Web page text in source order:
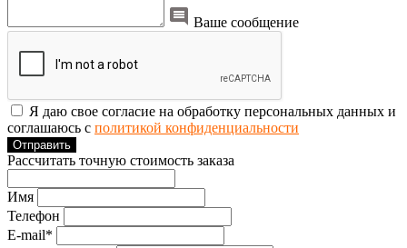
Ваше сообщение
Я даю свое согласие на обработку персональных данных и
соглашаюсь с политикой конфиденциальности
Отправить
Рассчитать точную стоимость заказа
Имя
Телефон
E-mail*